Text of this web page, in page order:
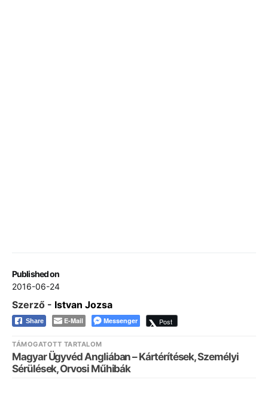
Published on
2016-06-24
Szerző - Istvan Jozsa
Share E-Mail Messenger Post
TÁMOGATOTT TARTALOM
Magyar Ügyvéd Angliában – Kártérítések, Személyi
Sérülések, Orvosi Műhibák